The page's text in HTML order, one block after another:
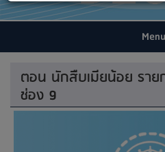
Menu
ตอน นักสืบเมียน้อย ราย
ช่อง 9